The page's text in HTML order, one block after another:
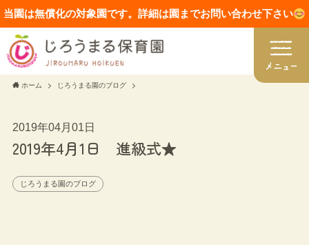
当園は無償化の対象園です。詳細は園までお問い合わせ下さい
ホーム じろうまる園のブログ
2019年04月01日
2019年4月1日 進級式★
じろうまる園のブログ